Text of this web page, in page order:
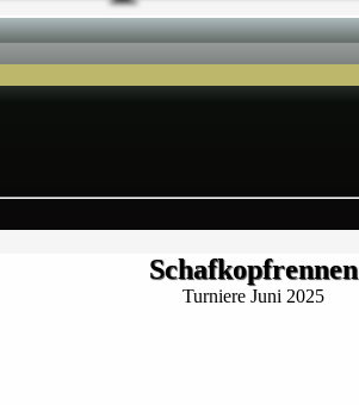
Schafkopfrennen
Turniere Juni 2025